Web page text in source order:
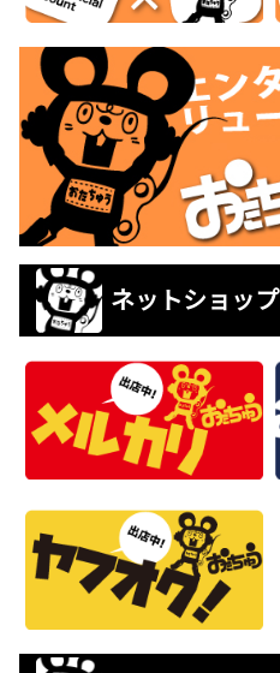
ネットショップ